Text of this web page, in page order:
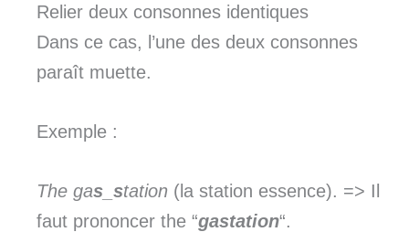
Relier deux consonnes identiques
Dans ce cas, l’une des deux consonnes
paraît muette.
Exemple :
The gas_station (la station essence). => Il
faut prononcer the “gastation“.